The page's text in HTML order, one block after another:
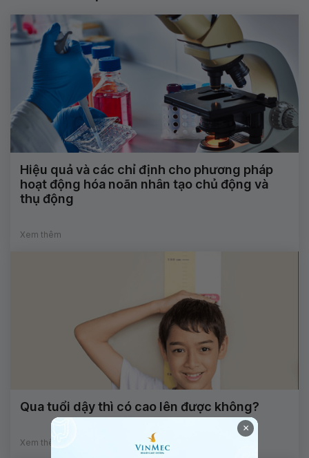
Hiệu quả và các chỉ định cho phương pháp
hoạt động hóa noãn nhân tạo chủ động và
thụ động
Xem thêm
Qua tuổi dậy thì có cao lên được không?
Xem thêm
×